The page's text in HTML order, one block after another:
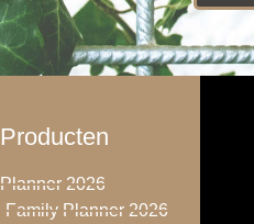
Producten
Planner 2026
Family Planner 2026